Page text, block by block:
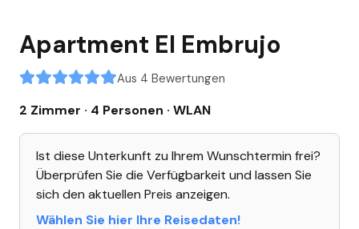
Apartment El Embrujo
Aus 4 Bewertungen
2 Zimmer · 4 Personen · WLAN
Ist diese Unterkunft zu Ihrem Wunschtermin frei?
Überprüfen Sie die Verfügbarkeit und lassen Sie
sich den aktuellen Preis anzeigen.
Wählen Sie hier Ihre Reisedaten!